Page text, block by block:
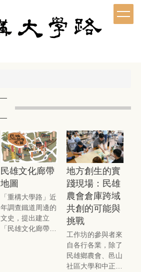
民雄文化廊帶
地圖
「重構大學路」近
年調查鐵道周邊的
文史，提出建立
「民雄文化廊帶」
地方創生的實
踐現場：民雄
農會倉庫跨域
共創的可能與
挑戰
工作坊的參與者來
自各行各業，除了
民雄鄉農會、邑山
社區大學和中正大